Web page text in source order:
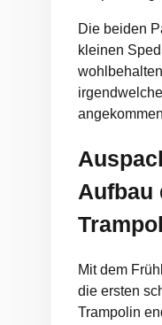
Die beiden
kleinen
Aufbau
Mit dem
die ersten
Trampolin